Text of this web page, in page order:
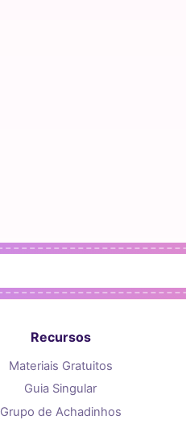
Recursos
Materiais Gratuitos
Guia Singular
Grupo de Achadinhos